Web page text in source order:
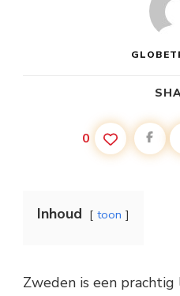
0
Inhoud toon
Zweden is een